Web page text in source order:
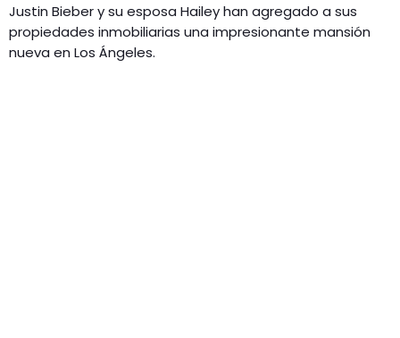
Justin Bieber y su esposa Hailey han agregado a sus
propiedades inmobiliarias una impresionante mansión
nueva en Los Ángeles.